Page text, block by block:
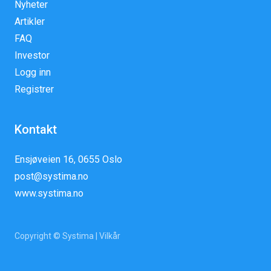
Nyheter
Artikler
FAQ
Investor
Logg inn
Registrer
Kontakt
Ensjøveien 16, 0655 Oslo
post@systima.no
www.systima.no
Copyright © Systima | Vilkår